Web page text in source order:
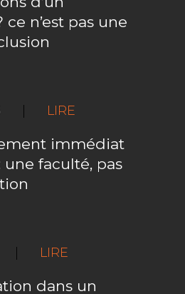
n’est pas une
LIRE
immédiat
une faculté, pas
LIRE
dans un